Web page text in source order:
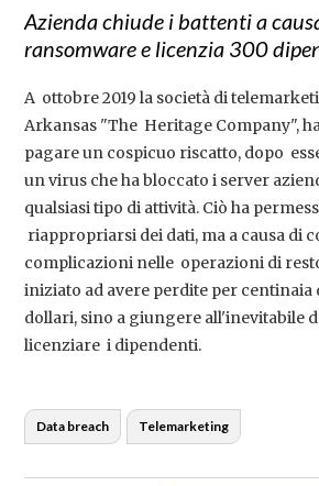
Azienda chiude i battenti a
ransomware e licenzia 300
A ottobre 2019 la società di
Arkansas "The Heritage Company",
pagare un cospicuo riscatto, dopo
un virus che ha bloccato i server
qualsiasi tipo di attività. Ciò ha
riappropriarsi dei dati, ma a causa di
complicazioni nelle operazioni di
iniziato ad avere perdite per centinaia
dollari, sino a giungere all'inevitabile
licenziare i dipendenti.
Data breach Telemarketing